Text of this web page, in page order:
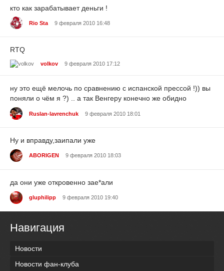
кто как зарабатывает деньги !
Rio Sta 9 февраля 2010 16:48
RTQ
volkov 9 февраля 2010 17:12
ну это ещё мелочь по сравнению с испанской прессой !)) вы
поняли о чём я ?) .. а так Венгеру конечно же обидно
Ruslan-lavrenchuk 9 февраля 2010 18:01
Ну и вправду,заипали уже
ABORIGEN 9 февраля 2010 18:03
да они уже откровенно зае*али
gluphilipp 9 февраля 2010 19:40
Навигация
Новости
Новости фан-клуба